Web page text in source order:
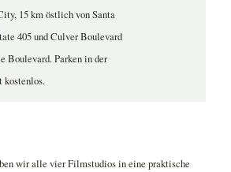
15 km östlich von Santa
405 und Culver Boulevard
Boulevard. Parken in der
kostenlos.
wir alle vier Filmstudios in eine praktische